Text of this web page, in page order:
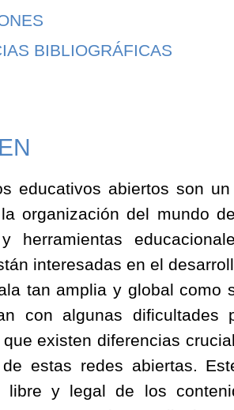
BIBLIOGRÁFICAS
educativos abiertos son
organización del mundo
herramientas
interesadas en el
tan amplia y global como
con algunas dificultades
existen diferencias
de estas redes abiertas.
libre y legal de los